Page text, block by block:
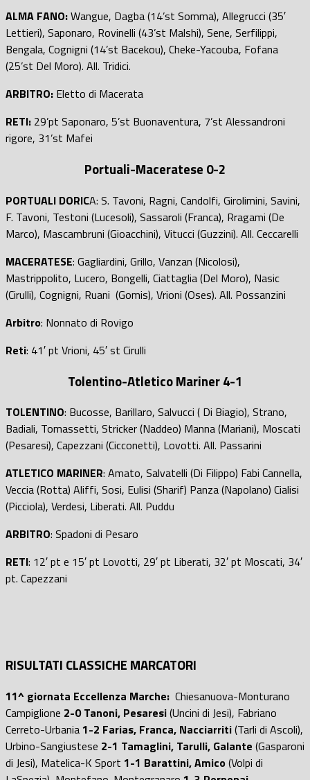
ALMA FANO:Wangue, Dagba (14’st Somma), Allegrucci (35′
Lettieri), Saponaro, Rovinelli (43’st Malshi), Sene, Serfilippi,
Bengala, Cognigni (14’st Bacekou), Cheke-Yacouba, Fofana
(25’st Del Moro). All. Tridici.
ARBITRO: Eletto di Macerata
RETI: 29’pt Saponaro, 5’st Buonaventura, 7’st Alessandroni
rigore, 31’st Mafei
Portuali-Maceratese 0-2
PORTUALI DORICA: S. Tavoni, Ragni, Candolfi, Girolimini, Savini,
F. Tavoni, Testoni (Lucesoli), Sassaroli (Franca), Rragami (De
Marco), Mascambruni (Gioacchini), Vitucci (Guzzini). All. Ceccarelli
MACERATESE: Gagliardini, Grillo, Vanzan (Nicolosi),
Mastrippolito, Lucero, Bongelli, Ciattaglia (Del Moro), Nasic
(Cirulli), Cognigni, Ruani (Gomis), Vrioni (Oses). All. Possanzini
Arbitro: Nonnato di Rovigo
Reti: 41′ pt Vrioni, 45′ st Cirulli
Tolentino-Atletico Mariner4-1
TOLENTINO: Bucosse, Barillaro, Salvucci ( Di Biagio), Strano,
Badiali, Tomassetti, Stricker (Naddeo) Manna (Mariani), Moscati
(Pesaresi), Capezzani (Cicconetti), Lovotti. All. Passarini
ATLETICO MARINER: Amato, Salvatelli (Di Filippo) Fabi Cannella,
Veccia (Rotta) Aliffi, Sosi, Eulisi (Sharif) Panza (Napolano) Cialisi
(Picciola), Verdesi, Liberati. All. Puddu
ARBITRO: Spadoni di Pesaro
RETI: 12′ pt e 15′ pt Lovotti, 29′ pt Liberati, 32′ pt Moscati, 34′
pt. Capezzani
RISULTATI CLASSICHE MARCATORI
11^ giornata Eccellenza Marche: Chiesanuova-Monturano
Campiglione 2-0 Tanoni, Pesaresi(Uncini di Jesi), Fabriano
Cerreto-Urbania1-2 Farias, Franca, Nacciarriti(Tarli di Ascoli),
Urbino-Sangiustese 2-1 Tamaglini, Tarulli, Galante (Gasparoni
di Jesi), Matelica-K Sport 1-1 Barattini, Amico(Volpi di